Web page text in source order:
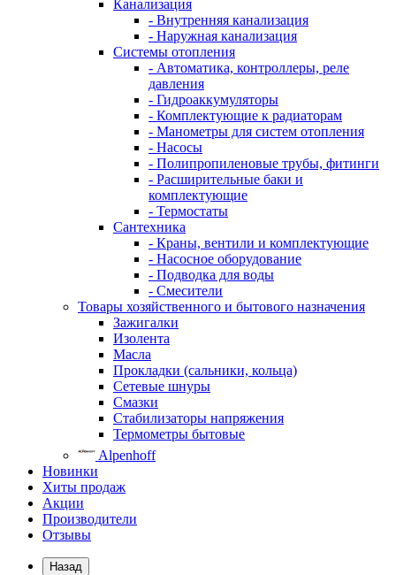
Канализация
- Внутренняя канализация
- Наружная канализация
Системы отопления
- Автоматика, контроллеры, реле
давления
- Гидроаккумуляторы
- Комплектующие к радиаторам
- Манометры для систем отопления
- Насосы
- Полипропиленовые трубы, фитинги
- Расширительные баки и
комплектующие
- Термостаты
Сантехника
- Краны, вентили и комплектующие
- Насосное оборудование
- Подводка для воды
- Смесители
Товары хозяйственного и бытового назначения
Зажигалки
Изолента
Масла
Прокладки (сальники, кольца)
Сетевые шнуры
Смазки
Стабилизаторы напряжения
Термометры бытовые
Alpenhoff
Новинки
Хиты продаж
Акции
Производители
Отзывы
Назад